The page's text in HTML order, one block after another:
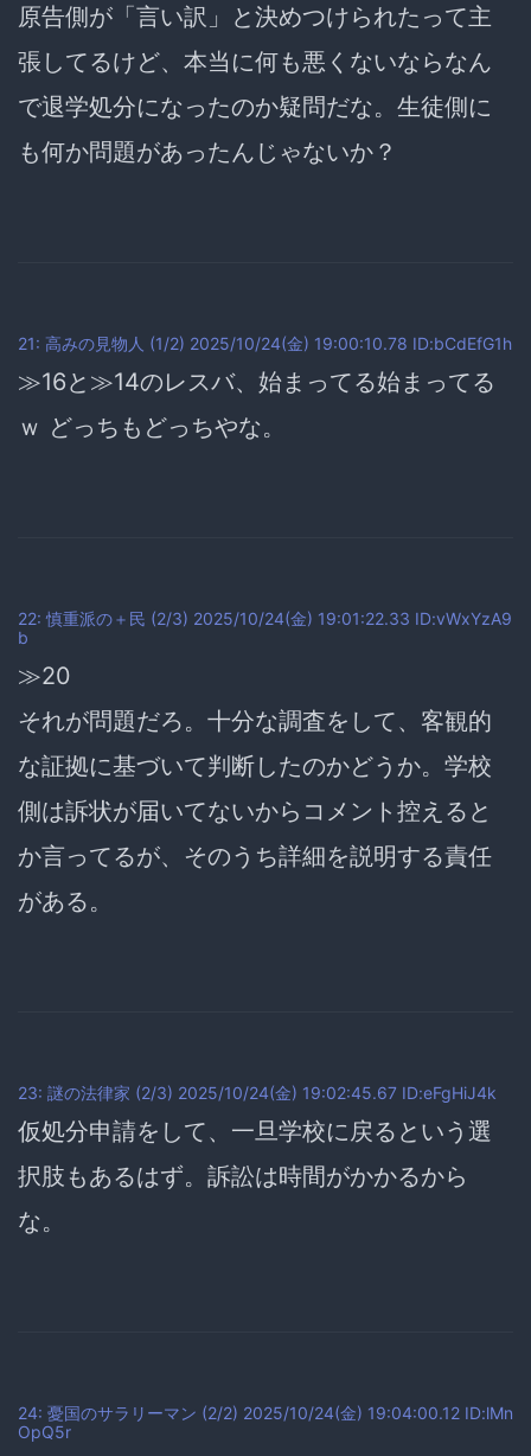
原告側が「言い訳」と決めつけられたって主
張してるけど、本当に何も悪くないならなん
で退学処分になったのか疑問だな。生徒側に
も何か問題があったんじゃないか？
21: 高みの見物人 (1/2) 2025/10/24(金) 19:00:10.78 ID:bCdEfG1h
≫16と≫14のレスバ、始まってる始まってる
ｗ どっちもどっちやな。
22: 慎重派の＋民 (2/3) 2025/10/24(金) 19:01:22.33 ID:vWxYzA9
b
≫20
それが問題だろ。 十分な調査をして、客観的
な証拠に基づいて判断したのかどうか。 学校
側は訴状が届いてないからコメント控えると
か言ってるが、そのうち詳細を説明する責任
がある。
23: 謎の法律家 (2/3) 2025/10/24(金) 19:02:45.67 ID:eFgHiJ4k
仮処分申請をして、一旦学校に戻るという選
択肢もあるはず。訴訟は時間がかかるから
な。
24: 憂国のサラリーマン (2/2) 2025/10/24(金) 19:04:00.12 ID:lMn
OpQ5r